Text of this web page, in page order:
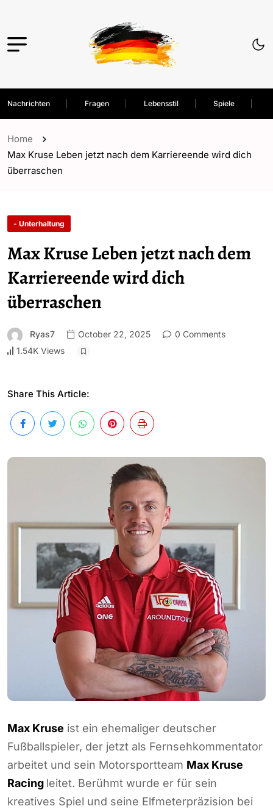
Nachrichten Fragen Lebensstil Spiele
Home
Max Kruse Leben jetzt nach dem Karriereende wird dich
überraschen
- Unterhaltung
Max Kruse Leben jetzt nach dem
Karriereende wird dich
überraschen
Ryas7 October 22, 2025
0 Comments
1.54K Views
Share This Article:
Max Kruse ist ein ehemaliger deutscher
Fußballspieler, der jetzt als Fernsehkommentator
arbeitet und sein Motorsportteam Max Kruse
Racing leitet. Berühmt wurde er für sein
kreatives Spiel und seine Elfmeterpräzision bei